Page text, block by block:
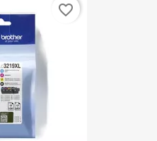
favorite_border